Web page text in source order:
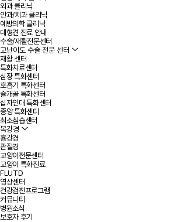
외과 클리닉
안과/치과 클리닉
예방의학 클리닉
대형견 진료 안내
수술/재활전문센터
고난이도 수술 전문 센터
재활 센터
특화치료센터
심장 특화센터
호흡기 특화센터
슬개골 특화센터
십자인대 특화센터
종양 특화센터
최소침습센터
복강경
흉강경
관절경
고양이전문센터
고양이 특화진료
FLUTD
영상센터
건강검진프로그램
커뮤니티
병원소식
보호자 후기